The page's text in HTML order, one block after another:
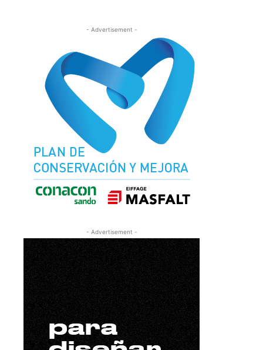
- Advertisement -
- Advertisement -